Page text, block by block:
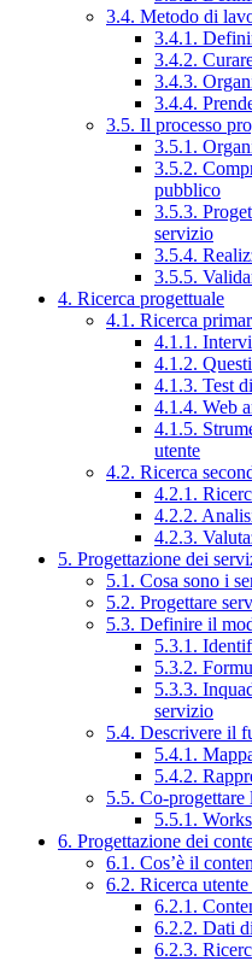
3.4. Metodo di
3.4.1.
3.4.2.
3.4.3.
3.4.4.
3.5. Il processo
3.5.1.
3.5.2.
pubblico
3.5.3.
servizio
3.5.4.
3.5.5.
4. Ricerca progettuale
4.1. Ricerca
4.1.1.
4.1.2.
4.1.3. Test
4.1.4. Web
4.1.5.
utente
4.2. Ricerca
4.2.1.
4.2.2.
4.2.3.
5. Progettazione dei
5.1. Cosa sono i
5.2. Progettare
5.3. Definire il
5.3.1.
5.3.2.
5.3.3.
servizio
5.4. Descrivere il
5.4.1.
5.4.2.
5.5. Co-progettare
5.5.1.
6. Progettazione dei
6.1. Cos’è il
6.2. Ricerca
6.2.1.
6.2.2. Dati
6.2.3.